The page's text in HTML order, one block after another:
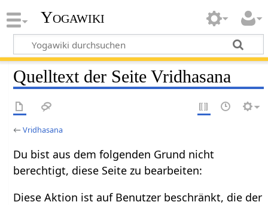
Yogawiki
Quelltext der Seite Vridhasana
←Vridhasana
Du bist aus dem folgenden Grund nicht
berechtigt, diese Seite zu bearbeiten:
Diese Aktion ist auf Benutzer beschränkt, die der